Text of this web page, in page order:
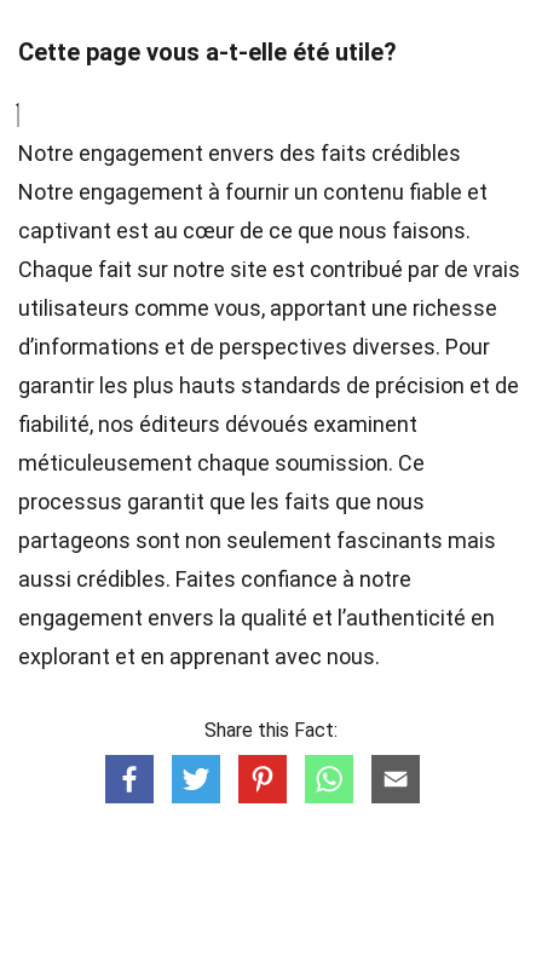
Cette page vous a-t-elle été utile?
Notre engagement envers des faits crédibles
Notre engagement à fournir un contenu fiable et
captivant est au cœur de ce que nous faisons.
Chaque fait sur notre site est contribué par de vrais
utilisateurs comme vous, apportant une richesse
d’informations et de perspectives diverses. Pour
garantir les plus hauts standards de précision et de
fiabilité, nos éditeurs dévoués examinent
méticuleusement chaque soumission. Ce
processus garantit que les faits que nous
partageons sont non seulement fascinants mais
aussi crédibles. Faites confiance à notre
engagement envers la qualité et l’authenticité en
explorant et en apprenant avec nous.
Share this Fact: